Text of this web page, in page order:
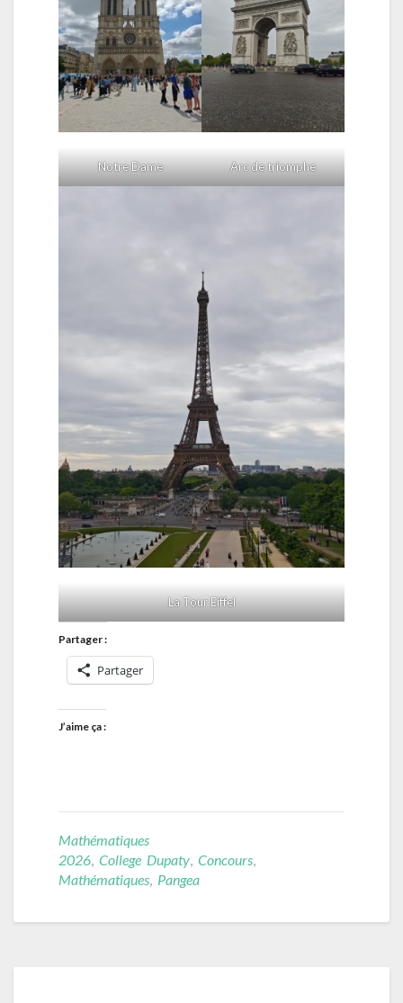
Notre Dame Arc de triomphe
La Tour Eiffel
Partager :
Partager
J’aime ça :
Mathématiques
2026, College Dupaty, Concours,
Mathématiques, Pangea